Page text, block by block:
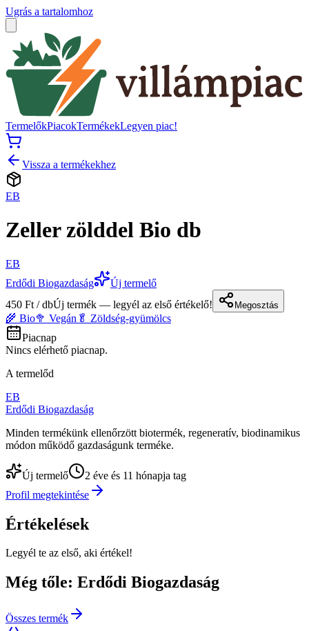
Ugrás a tartalomhoz
TermelőkPiacokTermékekLegyen piac!
Vissza a termékekhez
EB
Zeller zölddel Bio db
EB
Erdődi Biogazdaság
Új termelő
450 Ft / dbÚj termék — legyél az első értékelő! Megosztás
🌾 Bio🥦 Vegán 🥬 Zöldség-gyümölcs
Piacnap
Nincs elérhető piacnap.
A termelőd
EB
Erdődi Biogazdaság
Minden termékünk ellenőrzött biotermék, regeneratív, biodinamikus
módon működő gazdaságunk terméke.
Új termelő
2 éve és 11 hónapja tag
Profil megtekintése
Értékelések
Legyél te az első, aki értékel!
Még tőle: Erdődi Biogazdaság
Összes termék